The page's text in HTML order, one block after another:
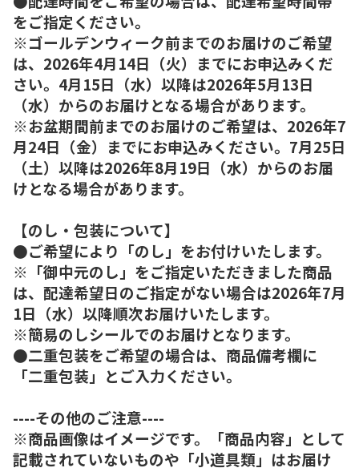
をご指定ください。
※ゴールデンウィーク前までのお届けのご希望
は、2026年4月14日（火）までにお申込みくだ
さい。4月15日（水）以降は2026年5月13日
（水）からのお届けとなる場合があります。
※お盆期間前までのお届けのご希望は、2026年7
月24日（金）までにお申込みください。7月25日
（土）以降は2026年8月19日（水）からのお届
けとなる場合があります。
【のし・包装について】
●ご希望により「のし」をお付けいたします。
※「御中元のし」をご指定いただきました商品
は、配達希望日のご指定がない場合は2026年7月
1日（水）以降順次お届けいたします。
※簡易のしシールでのお届けとなります。
●二重包装をご希望の場合は、商品備考欄に
「二重包装」とご入力ください。
----その他のご注意----
※商品画像はイメージです。「商品内容」として
記載されていないものや「小道具類」はお届け